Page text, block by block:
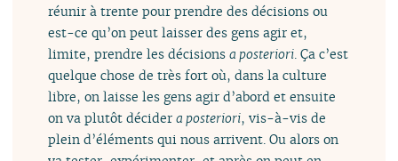
réunir à trente pour prendre des décisions ou
est-ce qu’on peut laisser des gens agir et,
limite, prendre les décisionsa posteriori . Ça c’est
quelque chose de très fort où, dans la culture
libre, on laisse les gens agir d’abord et ensuite
on va plutôt décidera posteriori, vis-à-vis de
plein d’éléments qui nous arrivent. Ou alors on